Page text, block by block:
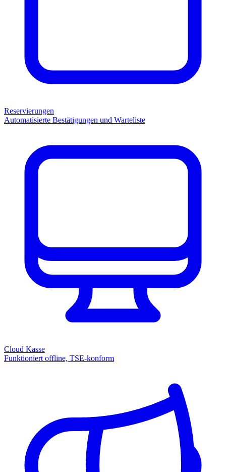
Reservierungen
Automatisierte Bestätigungen und Warteliste
Cloud Kasse
Funktioniert offline, TSE-konform